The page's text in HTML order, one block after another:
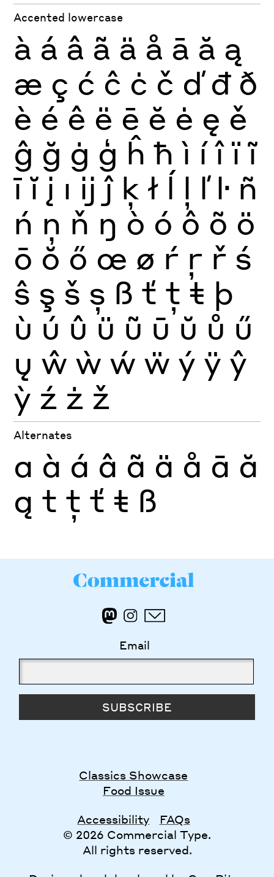
Accented lowercase
à á â ã ä å ā ă ą
æ ç ć ĉ ċ č ď đ ð
è é ê ë ē ĕ ė ę ě
ĝ ğ ġ ģ ĥ ħ ì í î ï ĩ
ī ĭ į ı ĳ ĵ ķ ł ĺ ļ ľ ŀ ñ
ń ņ ň ŋ ò ó ô õ ö
ō ŏ ő œ ø ŕ ŗ ř ś
ŝ ş š ș ß ť ţ ŧ þ
ù ú û ü ũ ū ŭ ů ű
ų ŵ ẁ ẃ ẅ ý ÿ ŷ
ỳ ź ż ž
Alternates
a à á â ã ä å ā ă
ą t ţ ť ŧ ß
Email
SUBSCRIBE
Classics Showcase
Food Issue
Accessibility
FAQs
© 2026 Commercial Type.
All rights reserved.